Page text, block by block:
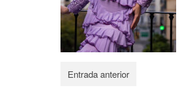
Entrada anterior